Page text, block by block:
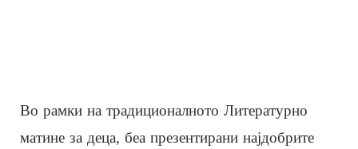
Во рамки на традиционалното Литературно
матине за деца, беа презентирани најдобрите